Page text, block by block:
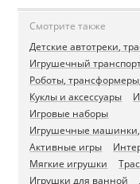
Смотрите также
Детские автотреки,
Игрушечный
Роботы,
Куклы и аксессуары
Игровые наборы
Игрушечные машинки,
Активные игры
Мягкие игрушки
Игрушки для ванной